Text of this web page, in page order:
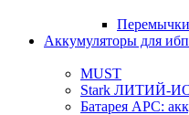
Аккумуляторы для ибп
MUST
Stark ЛИТИЙ-
Батарея APC: